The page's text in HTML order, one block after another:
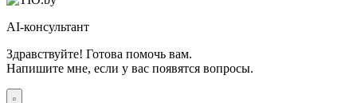
AI-консультант
Здравствуйте! Готова помочь вам.
Напишите мне, если у вас появятся вопросы.